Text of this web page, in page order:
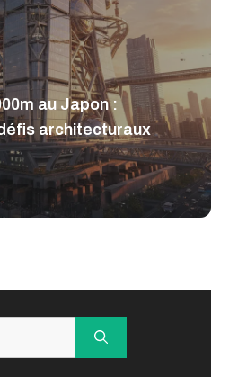
au Japon :
architecturaux